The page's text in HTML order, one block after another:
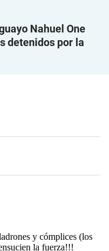
Nahuel One
detenidos por la